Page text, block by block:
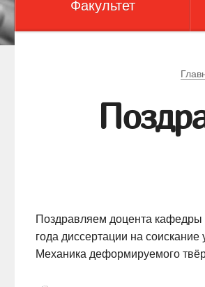
Факультет
Поздравляем доцента
года диссертации на
Механика деформируемого